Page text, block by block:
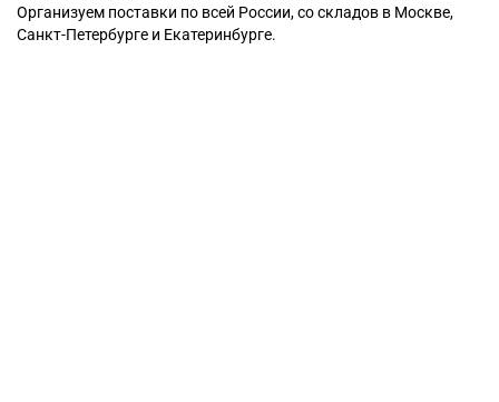
Организуем поставки по всей России, со складов в Москве,
Санкт-Петербурге и Екатеринбурге.